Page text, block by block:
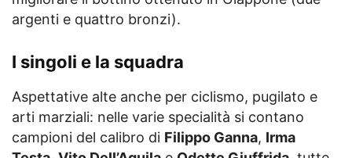
argenti e quattro bronzi).
I singoli e la squadra
Aspettative alte anche per ciclismo, pugilato e
arti marziali: nelle varie specialità si contano
campioni del calibro di Filippo Ganna, Irma